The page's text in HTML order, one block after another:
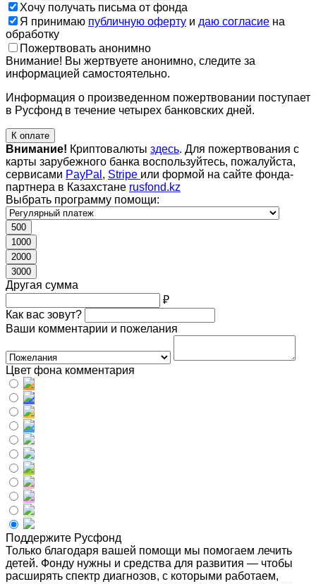
Хочу получать письма от фонда
Я принимаю публичную оферту и даю согласие на
обработку
Пожертвовать анонимно
Внимание! Вы жертвуете анонимно, следите за
информацией самостоятельно.
Информация о произведенном пожертвовании поступает
в Русфонд в течение четырех банковских дней.
К оплате
Внимание! Криптовалюты здесь. Для пожертвования с
карты зарубежного банка воспользуйтесь, пожалуйста,
сервисами PayPal , Stripe или формой на сайте фонда-
партнера в Казахстане rusfond.kz
Выбрать программу помощи:
500
1000
2000
3000
Другая сумма
₽
Как вас зовут?
Ваши комментарии и пожелания
Цвет фона комментария
Поддержите Русфонд
Только благодаря вашей помощи мы помогаем лечить
детей. Фонду нужны и средства для развития — чтобы
расширять спектр диагнозов, с которыми работаем,